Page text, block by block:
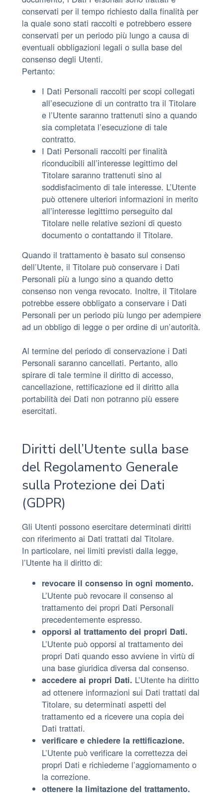
conservati per il tempo richiesto dalla finalità per
la quale sono stati raccolti e potrebbero essere
conservati per un periodo più lungo a causa di
eventuali obbligazioni legali o sulla base del
consenso degli Utenti.
Pertanto:
I Dati Personali raccolti per scopi collegati
all’esecuzione di un contratto tra il Titolare
e l’Utente saranno trattenuti sino a quando
sia completata l’esecuzione di tale
contratto.
I Dati Personali raccolti per finalità
riconducibili all’interesse legittimo del
Titolare saranno trattenuti sino al
soddisfacimento di tale interesse. L’Utente
può ottenere ulteriori informazioni in merito
all’interesse legittimo perseguito dal
Titolare nelle relative sezioni di questo
documento o contattando il Titolare.
Quando il trattamento è basato sul consenso
dell’Utente, il Titolare può conservare i Dati
Personali più a lungo sino a quando detto
consenso non venga revocato. Inoltre, il Titolare
potrebbe essere obbligato a conservare i Dati
Personali per un periodo più lungo per adempiere
ad un obbligo di legge o per ordine di un’autorità.
Al termine del periodo di conservazione i Dati
Personali saranno cancellati. Pertanto, allo
spirare di tale termine il diritto di accesso,
cancellazione, rettificazione ed il diritto alla
portabilità dei Dati non potranno più essere
esercitati.
Diritti dell’Utente sulla base
del Regolamento Generale
sulla Protezione dei Dati
(GDPR)
Gli Utenti possono esercitare determinati diritti
con riferimento ai Dati trattati dal Titolare.
In particolare, nei limiti previsti dalla legge,
l’Utente ha il diritto di:
revocare il consenso in ogni momento.
L’Utente può revocare il consenso al
trattamento dei propri Dati Personali
precedentemente espresso.
opporsi al trattamento dei propri Dati.
L’Utente può opporsi al trattamento dei
propri Dati quando esso avviene in virtù di
una base giuridica diversa dal consenso.
accedere ai propri Dati. L’Utente ha diritto
ad ottenere informazioni sui Dati trattati dal
Titolare, su determinati aspetti del
trattamento ed a ricevere una copia dei
Dati trattati.
verificare e chiedere la rettificazione.
L’Utente può verificare la correttezza dei
propri Dati e richiederne l’aggiornamento o
la correzione.
ottenere la limitazione del trattamento.